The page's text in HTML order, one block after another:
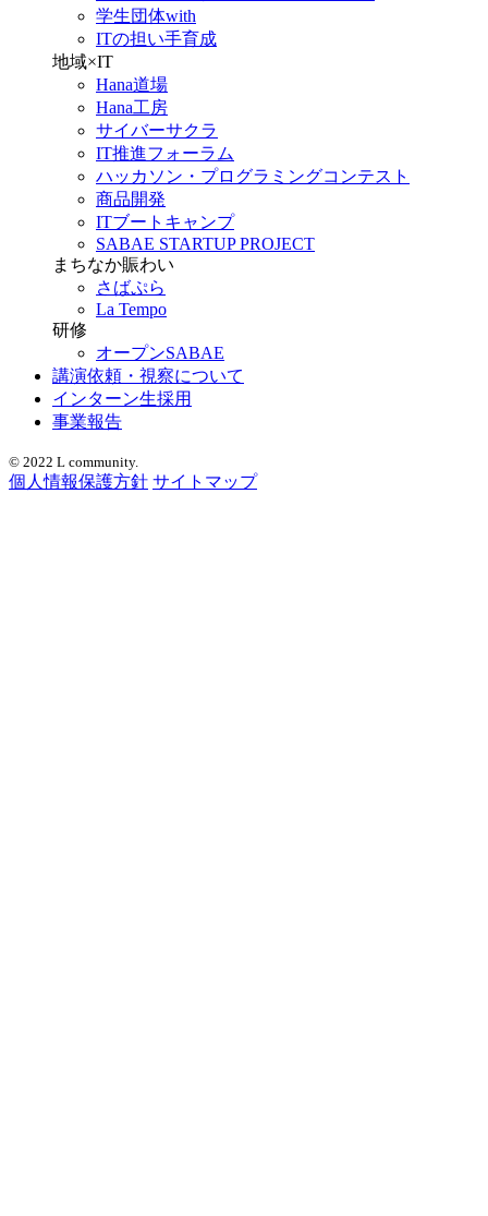
学生団体with
ITの担い手育成
地域×IT
Hana道場
Hana工房
サイバーサクラ
IT推進フォーラム
ハッカソン・プログラミングコンテスト
商品開発
ITブートキャンプ
SABAE STARTUP PROJECT
まちなか賑わい
さばぷら
La Tempo
研修
オープンSABAE
講演依頼・視察について
インターン生採用
事業報告
© 2022 L community.
個人情報保護方針 サイトマップ